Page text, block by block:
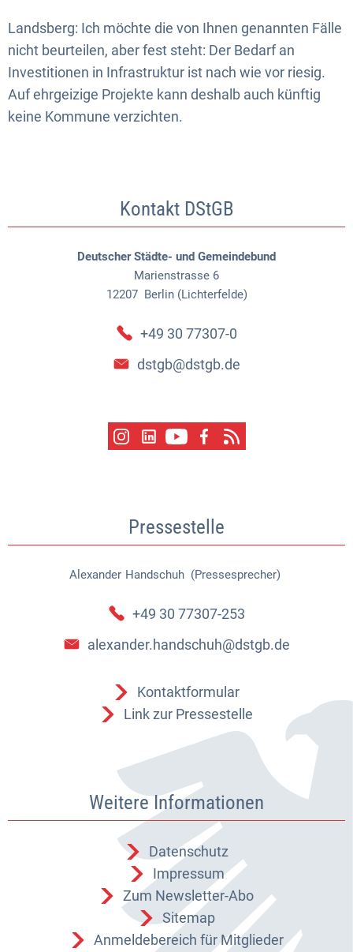
Landsberg: Ich möchte die von Ihnen genannten Fälle
nicht beurteilen, aber fest steht: Der Bedarf an
Investitionen in Infrastruktur ist nach wie vor riesig.
Auf ehrgeizige Projekte kann deshalb auch künftig
keine Kommune verzichten.
Kontakt DStGB
Deutscher Städte- und Gemeindebund
Marienstrasse 6
12207 Berlin (Lichterfelde)
+49 30 77307-0
dstgb@dstgb.de
Pressestelle
Alexander Handschuh (Pressesprecher)
Alexander Handschuh
+49 30 77307-253
alexander.handschuh@dstgb.de
Kontaktformular
Link zur Pressestelle
Weitere Informationen
Datenschutz
Impressum
Zum Newsletter-Abo
Sitemap
Anmeldebereich für Mitglieder